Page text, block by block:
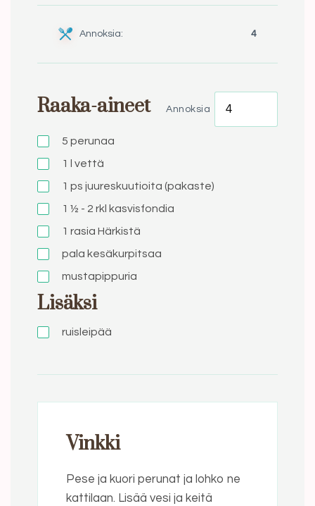
Annoksia: 4
Raaka-aineet Annoksia
5 perunaa
1 l
vettä
1 ps juureskuutioita (pakaste)
1 ½ - 2 rkl kasvisfondia
1 rasia Härkistä
pala kesäkurpitsaa
mustapippuria
Lisäksi
ruisleipää
Vinkki
Pese ja kuori perunat ja lohko ne
kattilaan. Lisää vesi ja keitä